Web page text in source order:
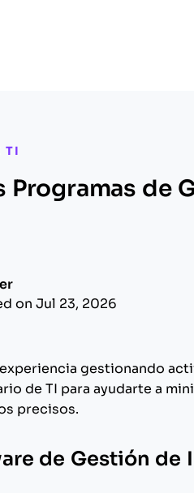
TI
Programas de
on Jul 23, 2026
gestionando
de TI para ayudarte a
precisos.
de Gestión de